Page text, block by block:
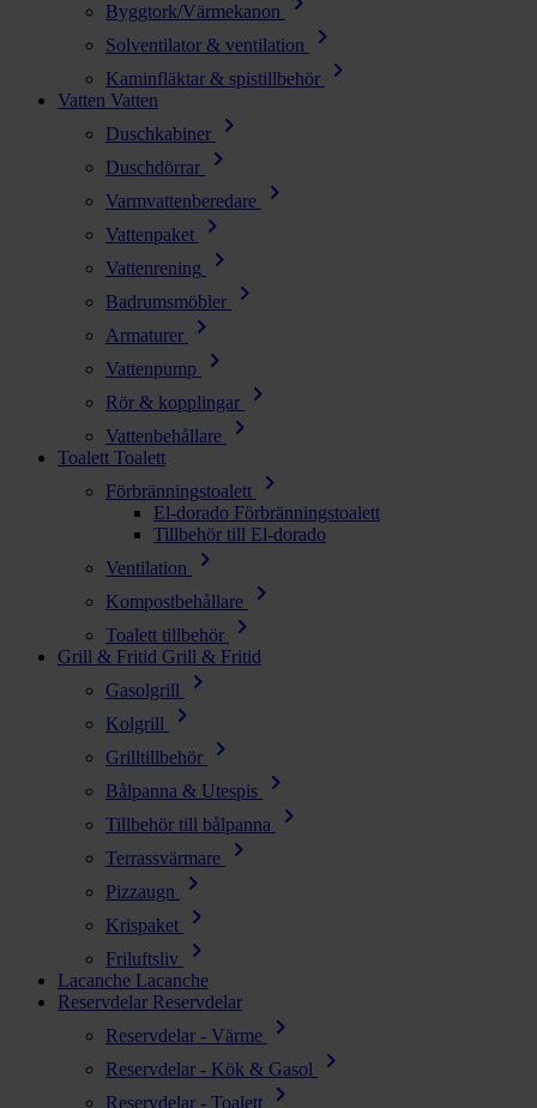
Byggtork/Värmekanon
Solventilator & ventilation chevron_right
Kaminfläktar & spistillbehör chevron_right
Vatten Vatten
Duschkabiner
chevron_right
Duschdörrar chevron_right
Varmvattenberedare chevron_right
Vattenpaket chevron_right
Vattenrening chevron_right
Badrumsmöbler chevron_right
Armaturer chevron_right
Vattenpump chevron_right
Rör & kopplingar chevron_right
Vattenbehållare chevron_right
Toalett Toalett
Förbränningstoalett
chevron_right
El-dorado Förbränningstoalett
Tillbehör till El-dorado
Ventilation
chevron_right
Kompostbehållare chevron_right
Toalett tillbehör chevron_right
Grill & Fritid Grill & Fritid
Gasolgrill
chevron_right
Kolgrill chevron_right
Grilltillbehör chevron_right
Bålpanna & Utespis chevron_right
Tillbehör till bålpanna chevron_right
Terrassvärmare chevron_right
Pizzaugn chevron_right
Krispaket chevron_right
Friluftsliv chevron_right
Lacanche Lacanche
Reservdelar Reservdelar
Reservdelar - Värme
chevron_right
Reservdelar - Kök & Gasol chevron_right
Reservdelar - Toalett chevron_right